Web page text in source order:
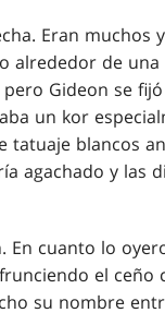
Eran
alrededor de
Gideon se
un kor
blancos
agachado y las
cuanto lo
el
su nombre